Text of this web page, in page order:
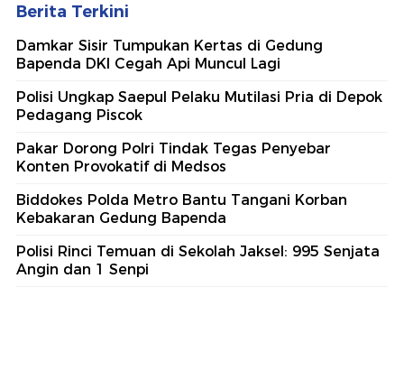
Berita Terkini
Damkar Sisir Tumpukan Kertas di Gedung
Bapenda DKI Cegah Api Muncul Lagi
Polisi Ungkap Saepul Pelaku Mutilasi Pria di Depok
Pedagang Piscok
Pakar Dorong Polri Tindak Tegas Penyebar
Konten Provokatif di Medsos
Biddokes Polda Metro Bantu Tangani Korban
Kebakaran Gedung Bapenda
Polisi Rinci Temuan di Sekolah Jaksel: 995 Senjata
Angin dan 1 Senpi